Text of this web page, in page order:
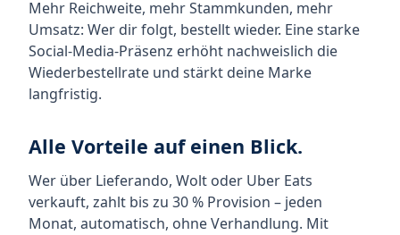
Mehr Reichweite, mehr Stammkunden, mehr
Umsatz: Wer dir folgt, bestellt wieder. Eine starke
Social-Media-Präsenz erhöht nachweislich die
Wiederbestellrate und stärkt deine Marke
langfristig.
Alle Vorteile auf einen Blick.
Wer über Lieferando, Wolt oder Uber Eats
verkauft, zahlt bis zu 30 % Provision – jeden
Monat, automatisch, ohne Verhandlung. Mit